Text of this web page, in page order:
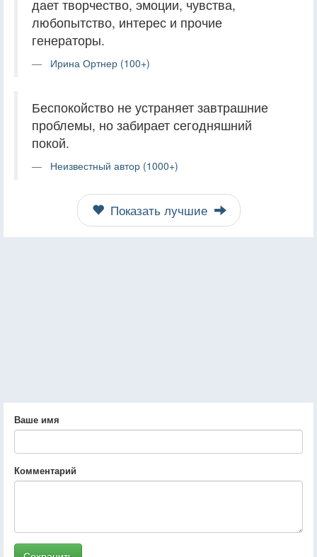
дает творчество, эмоции, чувства,
любопытство, интерес и прочие
генераторы.
Ирина Ортнер (100+)
Беспокойство не устраняет завтрашние
проблемы, но забирает сегодняшний
покой.
Неизвестный автор (1000+)
Показать лучшие
Ваше имя
Комментарий